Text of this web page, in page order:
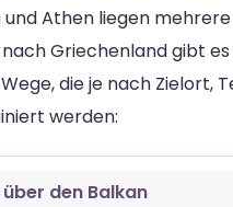
und Athen liegen mehrere
nach Griechenland gibt
die je nach Zielort,
werden:
über den Balkan